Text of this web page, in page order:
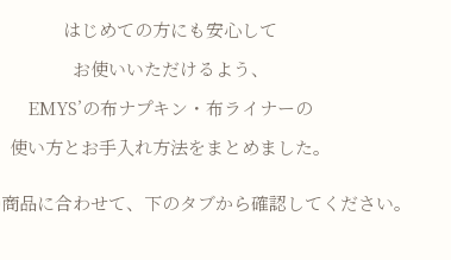
はじめての方にも安心して
お使いいただけるよう、
EMYS’の布ナプキン・布ライナーの
使い方とお手入れ方法をまとめました。
品に合わせて、下のタブから確認してください。